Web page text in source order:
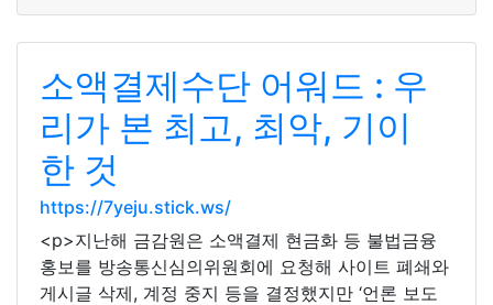
소액결제수단 어워드 : 우
리가 본 최고, 최악, 기이
한 것
https://7yeju.stick.ws/
<p>지난해 금감원은 소액결제 현금화 등 불법금융
홍보를 방송통신심의위원회에 요청해 사이트 폐쇄와
게시글 삭제, 계정 중지 등을 결정했지만 ‘언론 보도